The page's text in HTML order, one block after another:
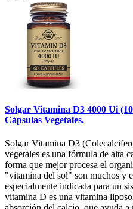
Solgar Vitamina D3 4000 Ui
Cápsulas Vegetales.
Solgar Vitamina D3
vegetales es una fórmula de alta
forma que mejor procesa el
"vitamina del sol" son muchos y
especialmente indicada para un
vitamina D es una vitamina